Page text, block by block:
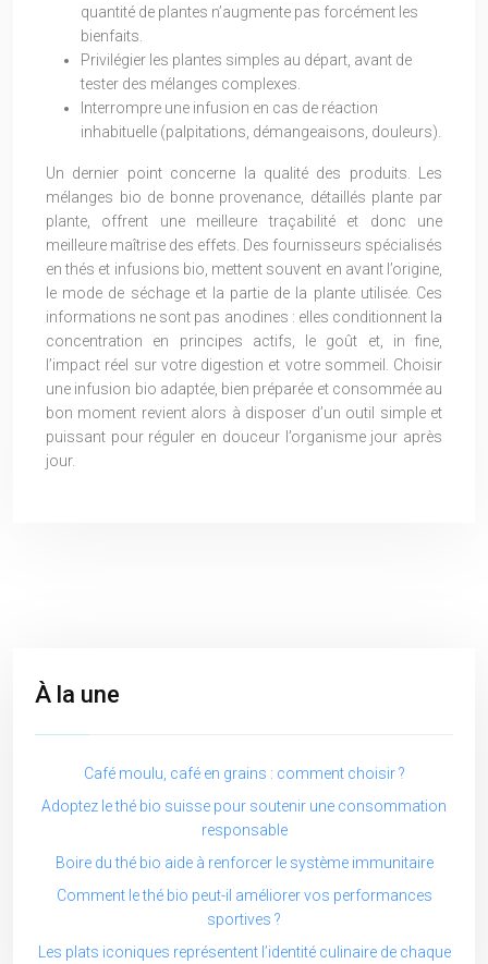
quantité de plantes n’augmente pas forcément les
bienfaits.
Privilégier les plantes simples au départ, avant de
tester des mélanges complexes.
Interrompre une infusion en cas de réaction
inhabituelle (palpitations, démangeaisons, douleurs).
Un dernier point concerne la qualité des produits. Les
mélanges bio de bonne provenance, détaillés plante par
plante, offrent une meilleure traçabilité et donc une
meilleure maîtrise des effets. Des fournisseurs spécialisés
en thés et infusions bio, mettent souvent en avant l’origine,
le mode de séchage et la partie de la plante utilisée. Ces
informations ne sont pas anodines : elles conditionnent la
concentration en principes actifs, le goût et, in fine,
l’impact réel sur votre digestion et votre sommeil. Choisir
une infusion bio adaptée, bien préparée et consommée au
bon moment revient alors à disposer d’un outil simple et
puissant pour réguler en douceur l’organisme jour après
jour.
À la une
Café moulu, café en grains : comment choisir ?
Adoptez le thé bio suisse pour soutenir une consommation
responsable
Boire du thé bio aide à renforcer le système immunitaire
Comment le thé bio peut-il améliorer vos performances
sportives ?
Les plats iconiques représentent l’identité culinaire de chaque